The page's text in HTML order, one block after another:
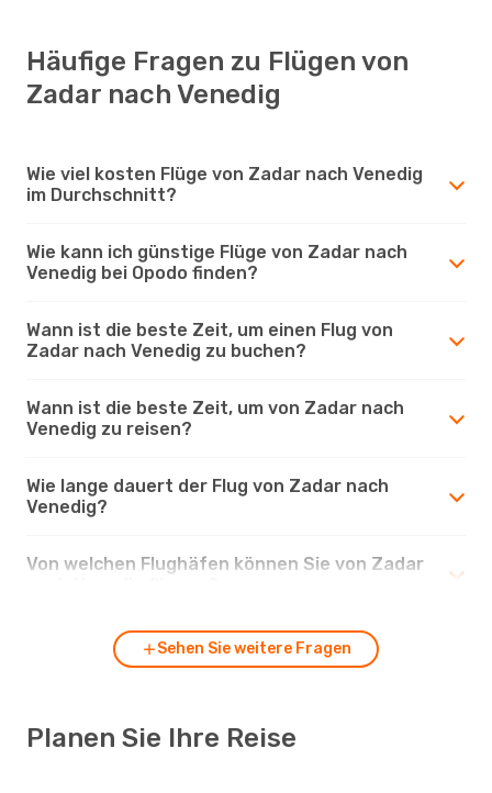
Häufige Fragen zu Flügen von
Zadar nach Venedig
Wie viel kosten Flüge von Zadar nach Venedig
im Durchschnitt?
Wie kann ich günstige Flüge von Zadar nach
Venedig bei Opodo finden?
Wann ist die beste Zeit, um einen Flug von
Zadar nach Venedig zu buchen?
Wann ist die beste Zeit, um von Zadar nach
Venedig zu reisen?
Wie lange dauert der Flug von Zadar nach
Venedig?
Von welchen Flughäfen können Sie von Zadar
Sehen Sie weitere Fragen
Planen Sie Ihre Reise